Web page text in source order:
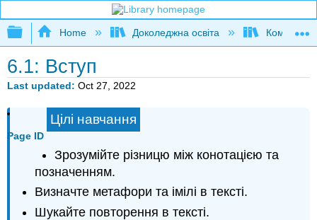
Expand/collapse global hierarchy
Home Доколеджна освіта
6.1: Вступ
Last updated Oct 27, 2022
Page ID
Цілі навчання
Зрозумійте різницю між конотацією та
позначенням.
Визначте метафори та імілі в тексті.
Шукайте повторення в тексті.